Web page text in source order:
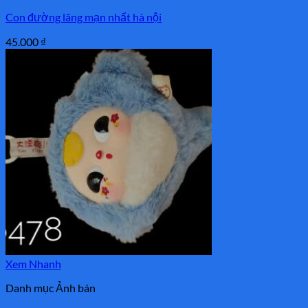
Con đường lãng mạn nhất hà nội
45.000 ₫
Xem Nhanh
Danh mục Ảnh bán